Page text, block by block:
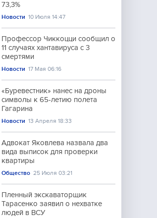
73,3%
Новости 10 Июля 14:47
Профессор Чиккоцци сообщил о
11 случаях хантавируса с 3
смертями
Новости 17 Мая 06:16
«Буревестник» нанес на дроны
символы к 65-летию полета
Гагарина
Новости 13 Апреля 18:33
Адвокат Яковлева назвала два
вида выписок для проверки
квартиры
Общество 25 Июля 03:21
Пленный экскаваторщик
Тарасенко заявил о нехватке
людей в ВСУ